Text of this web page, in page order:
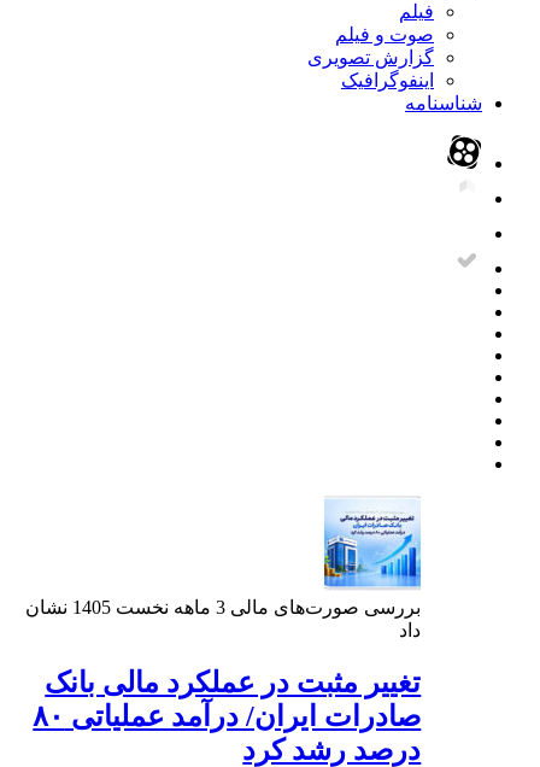
فیلم
صوت و فیلم
گزارش تصویری
اینفوگرافیک
شناسنامه
بررسی صورت‌های مالی 3 ماهه نخست 1405 نشان
داد
تغییر مثبت در عملکرد مالی بانک
صادرات ایران/ درآمد عملیاتی ۸۰
درصد رشد کرد